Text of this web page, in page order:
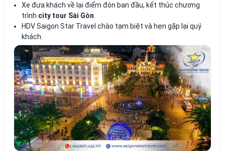
Xe đưa khách về lại điểm đón ban đầu, kết thúc chương
trình city tour Sài Gòn
HDV Saigon Star Travel chào tạm biệt và hẹn gặp lại quý
khách.